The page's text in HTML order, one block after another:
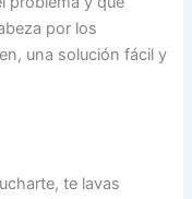
por los
una solución fácil y
te lavas